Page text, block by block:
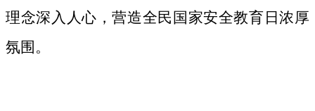
理念深入人心，营造全民国家安全教育日浓厚
氛围。